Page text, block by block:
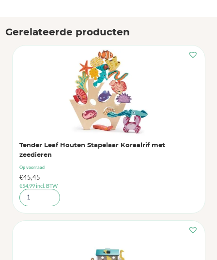
Gerelateerde producten
Tender Leaf Houten Stapelaar Koraalrif met
zeedieren
Op voorraad
€45,45
€54,99incl. BTW